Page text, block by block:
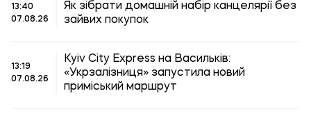
13:40
07.08.26
Як зібрати домашній набір канцелярії без
зайвих покупок
13:19
07.08.26
Kyiv City Express на Васильків:
«Укрзалізниця» запустила новий
приміський маршрут